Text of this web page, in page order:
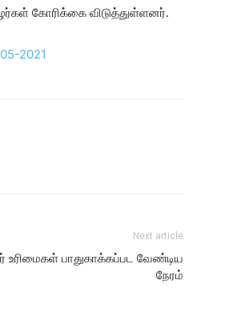
கோரிக்கை விடுத்துள்ளனர்.
Next article
உரிமைகள் பாதுகாக்கப்பட வேண்டிய
நேரம்